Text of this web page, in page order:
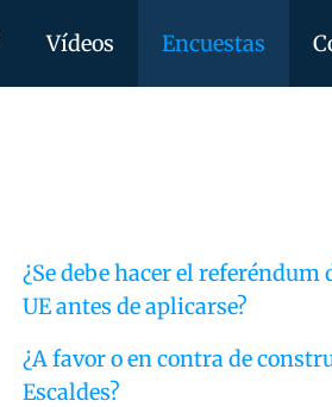
Vídeos Encuestas
¿Se debe hacer el referéndum
UE antes de aplicarse?
¿A favor o en contra de
Escaldes?